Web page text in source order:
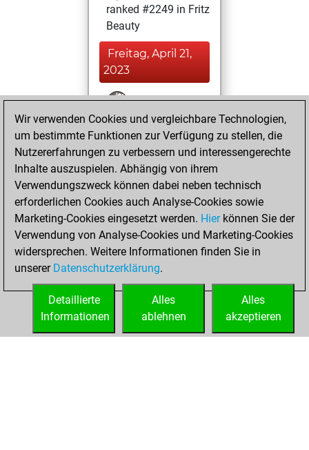
ranked #2249 in Fritz
Beauty
Freitag, April 21,
2023
You won
against Fritz
Fritz
You achieved a
BeautyScore of 193
You achieved a
new Elo of 1778
Montag, April 17,
2023
You created
your Fritz account
Wir verwenden Cookies und vergleichbare Technologien,
um bestimmte Funktionen zur Verfügung zu stellen, die
Nutzererfahrungen zu verbessern und interessengerechte
Inhalte auszuspielen. Abhängig von ihrem
Verwendungszweck können dabei neben technisch
erforderlichen Cookies auch Analyse-Cookies sowie
Marketing-Cookies eingesetzt werden. Hierkönnen Sie der
Verwendung von Analyse-Cookies und Marketing-Cookies
widersprechen. Weitere Informationen finden Sie in
unserer Datenschutzerklärung.
Alles
akzeptieren
Alles
ablehnen
Detaillierte
Informationen